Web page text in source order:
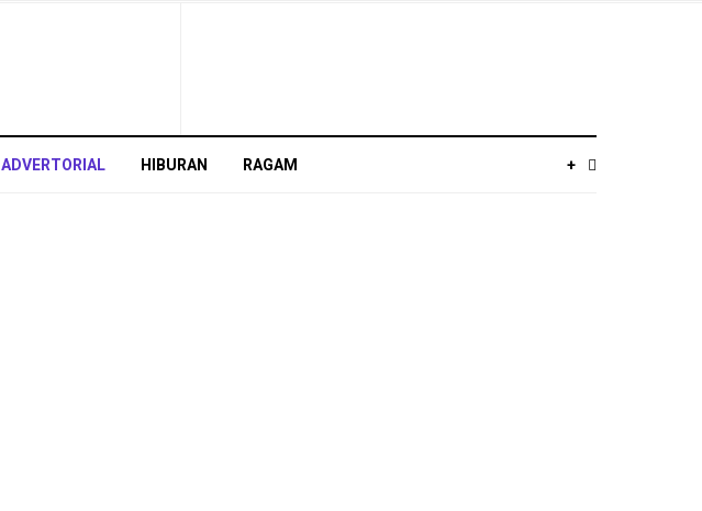
ADVERTORIAL HIBURAN RAGAM +